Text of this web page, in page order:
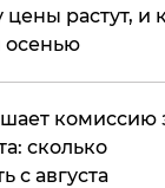
растут, и
осенью
комиссию
сколько
с августа